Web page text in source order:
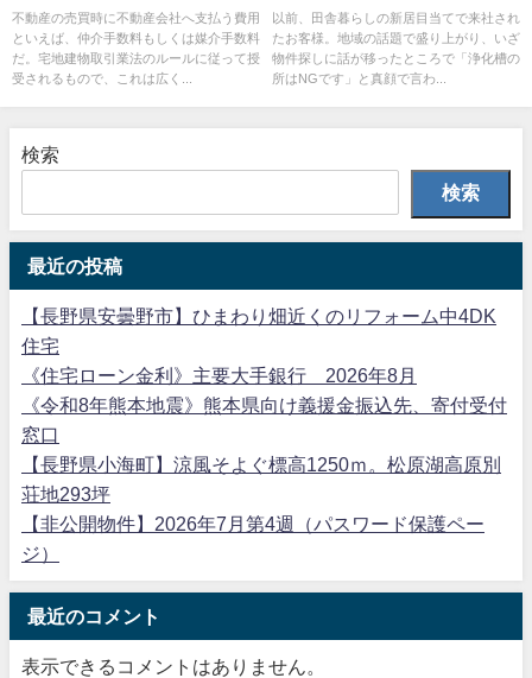
不動産の売買時に不動産会社へ支払う費用
といえば、仲介手数料もしくは媒介手数料
だ。宅地建物取引業法のルールに従って授
受されるもので、これは広く...
以前、田舎暮らしの新居目当てで来社され
たお客様。地域の話題で盛り上がり、いざ
物件探しに話が移ったところで「浄化槽の
所はNGです」と真顔で言わ...
検索
検索
最近の投稿
【長野県安曇野市】ひまわり畑近くのリフォーム中4DK
住宅
《住宅ローン金利》主要大手銀行 2026年8月
《令和8年熊本地震》熊本県向け義援金振込先、寄付受付
窓口
【長野県小海町】涼風そよぐ標高1250ｍ。松原湖高原別
荘地293坪
【非公開物件】2026年7月第4週（パスワード保護ペー
ジ）
最近のコメント
表示できるコメントはありません。